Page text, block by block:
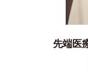
先端医